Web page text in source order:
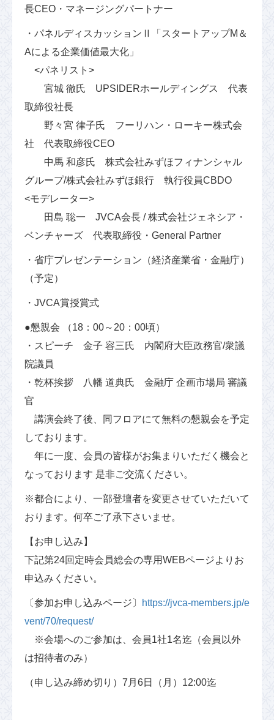
長CEO・マネージングパートナー
・パネルディスカッションⅡ「スタートアップM＆
Aによる企業価値最大化」
<パネリスト>
宮城 徹氏 UPSIDERホールディングス 代表
取締役社長
野々宮 律子氏 フーリハン・ローキー株式会
社 代表取締役CEO
中馬 和彦氏 株式会社みずほフィナンシャル
グループ/株式会社みずほ銀行 執行役員CBDO
<モデレーター>
田島 聡一 JVCA会長 / 株式会社ジェネシア・
ベンチャーズ 代表取締役・General Partner
・省庁プレゼンテーション（経済産業省・金融庁）
（予定）
・JVCA賞授賞式
●懇親会 （18：00～20：00頃）
・スピーチ 金子 容三氏 内閣府大臣政務官/衆議
院議員
・乾杯挨拶 八幡 道典氏 金融庁 企画市場局 審議
官
講演会終了後、同フロアにて無料の懇親会を予定
しております。
年に一度、会員の皆様がお集まりいただく機会と
なっております 是非ご交流ください。
※都合により、一部登壇者を変更させていただいて
おります。何卒ご了承下さいませ。
【お申し込み】
下記第24回定時会員総会の専用WEBページよりお
申込みください。
〔参加お申し込みページ〕
https://jvca-members.jp/e
vent/70/request/
※会場へのご参加は、会員1社1名迄（会員以外
は招待者のみ）
（申し込み締め切り）7月6日（月）12:00迄